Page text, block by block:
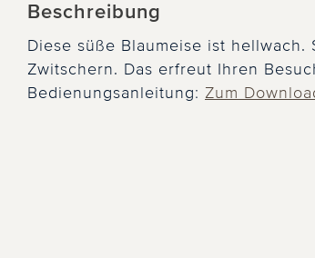
Beschreibung
Diese süße Blaumeise ist
Zwitschern. Das erfreut Ihren
Bedienungsanleitung: Zum